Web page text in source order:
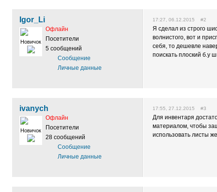
Igor_Li
Новичок
Офлайн
Посетители
5 сообщений
Сообщение
Личные данные
17:27, 06.12.2015 #2
Я сделал из строго
волнистого, вот и
себя, то дешевле
поискать плоский б.у
ivanych
Новичок
Офлайн
Посетители
28 сообщений
Сообщение
Личные данные
17:55, 27.12.2015 #3
Для инвентаря
материалом, чтобы
использовать листы